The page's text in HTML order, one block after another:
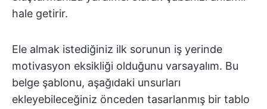
hale getirir.
Ele almak istediğiniz ilk sorunun iş yerinde
motivasyon eksikliği olduğunu varsayalım. Bu
belge şablonu, aşağıdaki unsurları
ekleyebileceğiniz önceden tasarlanmış bir tablo